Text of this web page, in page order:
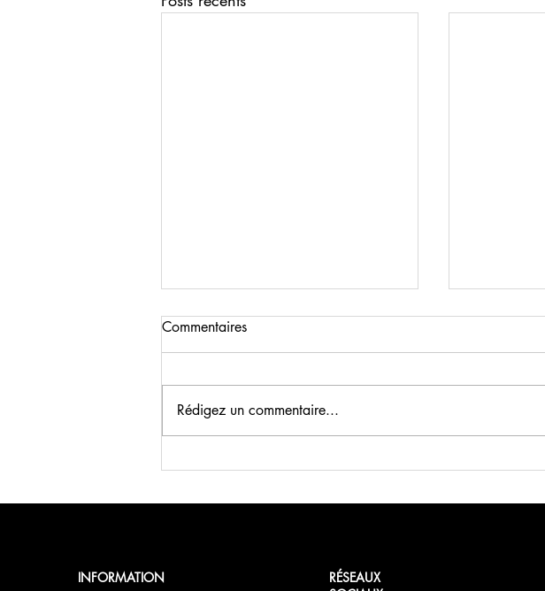
Petit-déjeuner de Saint-Valentin
Commentaires
Rédigez un commentaire...
INFORMATION
RÉSEAUX